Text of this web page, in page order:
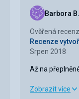
Barbora B.
Ověřená
Recenze
Srpen 2018
Až na
Až na
Zobrazit více